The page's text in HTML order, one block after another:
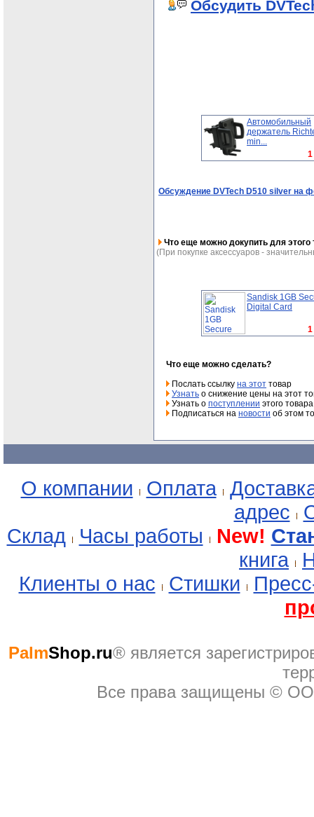
Обсудить
Автомобильный
держатель
min...
1
Обсуждение DVTech D510 silver на
Что еще можно докупить для этого
(При покупке аксессуаров -
Sandisk 1GB
Digital Card
1
Что еще можно сделать?
Послать ссылку на этот товар
Узнать о снижение цены на этот
Узнать о поступлении этого
Подписаться на новости об этом
О компании Оплата
адрес
Склад
Часы работы New!
книга
Клиенты о нас
Стишки
PalmShop.ru® являeтся
Все права защищены ©